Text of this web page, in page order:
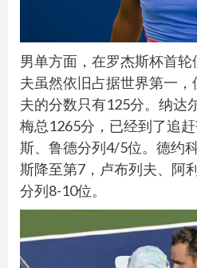
男单方面，在罗杰斯杯首
夫虽然依旧占据世界第一
夫的分数只有125分。纳达
梅总1265分，已经到了追
斯、鲁德分列4/5位。德约
斯降至第7，卢布列夫、阿
分列8-10位。